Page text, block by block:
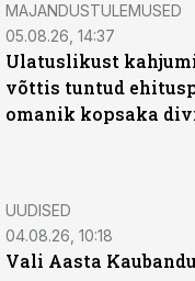
MAJANDUSTULEMUSED
05.08.26, 14:37
Ulatuslikust
võttis tuntud
omanik kopsaka
UUDISED
04.08.26, 10:18
Vali Aasta